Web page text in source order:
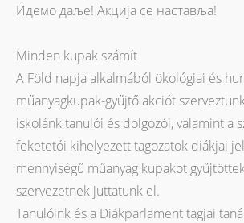
Идемо даље! Акција се наставља!
Minden kupak számít
A Föld napja alkalmából ökológiai és
műanyagkupak-gyűjtő akciót
iskolánk tanulói és dolgozói, valamint a
feketetói kihelyezett tagozatok diákjai
mennyiségű műanyag kupakot
szervezetnek juttatunk el.
Tanulóink és a Diákparlament tagjai